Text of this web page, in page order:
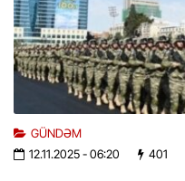
GÜNDƏM
12.11.2025- 06:20 401